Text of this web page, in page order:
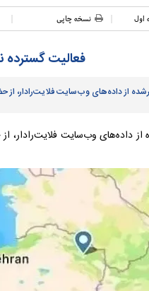
اول نسخه چاپی
فعالیت گسترده
از داده‌های وب‌سایت فلایت‌رادار،
از داده‌های وب‌سایت